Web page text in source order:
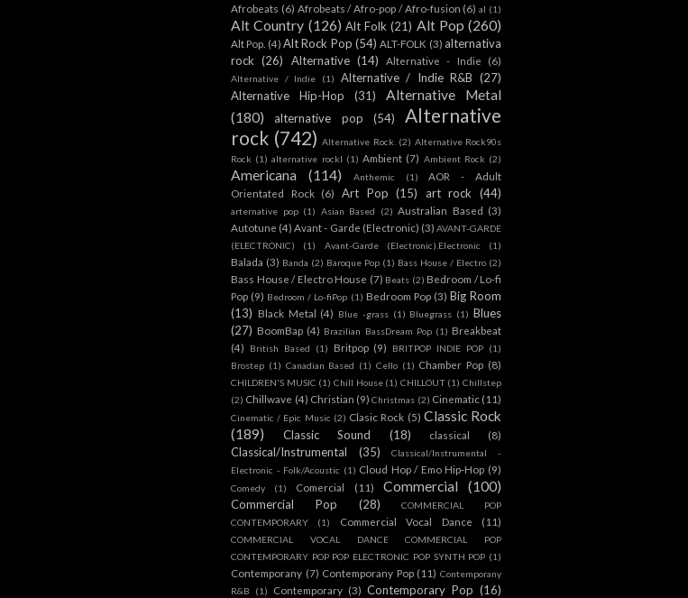
Afrobeats (6) Afrobeats / Afro-pop / Afro-fusion (6) al (1)
Alt Country (126) Alt Folk (21) Alt Pop (260)
Alt Pop. (4) Alt Rock Pop (54) ALT-FOLK (3) alternativa
rock (26) Alternative (14) Alternative - Indie (6)
Alternative / Indie (1) Alternative / Indie R&B (27)
Alternative Hip-Hop
(31)
Alternative Metal
(180)
alternative pop (54)
Alternative
rock (742) Alternative Rock. (2) Alternative Rock90s
Rock (1) alternative rockl (1) Ambient (7) Ambient Rock (2)
Americana (114) Anthemic (1)
AOR - Adult
Orientated Rock (6) Art Pop (15) art rock (44)
arternative pop (1) Asian Based (2) Australian Based (3)
Autotune (4) Avant - Garde (Electronic) (3) AVANT-GARDE
(ELECTRONIC)
(1) Avant-Garde (Electronic).Electronic (1)
Balada (3) Banda (2) Baroque Pop (1) Bass House / Electro (2)
Bass House / Electro House (7) Beats (2) Bedroom / Lo-fi
Pop (9) Bedroom / Lo-fiPop (1) Bedroom Pop (3) Big Room
(13) Black Metal (4) Blue -grass (1) Bluegrass (1) Blues
(27) BoomBap (4) Brazilian BassDream Pop (1) Breakbeat
(4)
British Based (1) Britpop (9) BRITPOP INDIE POP (1)
Brostep (1) Canadian Based (1) Cello (1) Chamber Pop (8)
CHILDREN'S MUSIC (1) Chill House (1) CHILLOUT (1) Chillstep
(2) Chillwave (4) Christian (9) Christmas (2) Cinematic (11)
Cinematic / Epic Music (2) Clasic Rock (5) Classic Rock
(189)
Classic Sound (18) classical (8)
Classical/Instrumental (35)
Classical/Instrumental -
Electronic - Folk/Acoustic (1) Cloud Hop / Emo Hip-Hop (9)
Comedy (1) Comercial (11) Commercial (100)
Commercial Pop (28)
COMMERCIAL POP
CONTEMPORARY
(1) Commercial Vocal Dance (11)
COMMERCIAL VOCAL DANCE COMMERCIAL POP
CONTEMPORARY POP POP ELECTRONIC POP SYNTH POP (1)
Contemporany (7) Contemporany Pop (11) Contemporany
R&B
(1) Contemporary (3) Contemporary Pop (16)